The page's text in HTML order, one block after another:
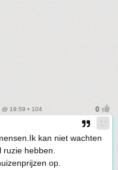
19:59 • 104
kan niet wachten
hebben.
op.